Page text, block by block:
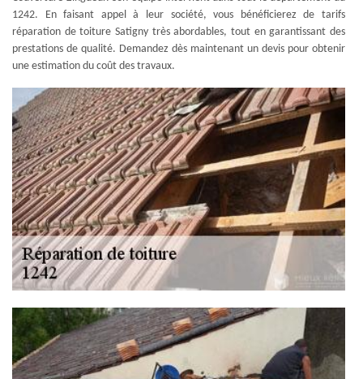
1242. En faisant appel à leur société, vous bénéficierez de tarifs
réparation de toiture Satigny très abordables, tout en garantissant des
prestations de qualité. Demandez dès maintenant un devis pour obtenir
une estimation du coût des travaux.